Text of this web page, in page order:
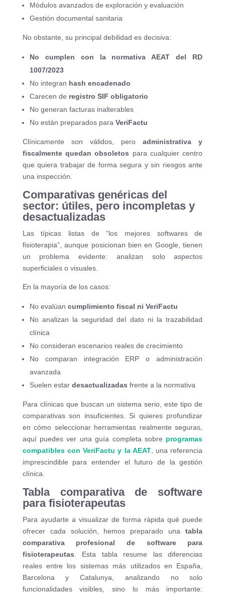
Módulos avanzados de exploración y evaluación
Gestión documental sanitaria
No obstante, su principal debilidad es decisiva:
No cumplen con la normativa AEAT del RD
1007/2023
No integran hash encadenado
Carecen de registro SIF obligatorio
No generan facturas inalterables
No están preparados para VeriFactu
Clínicamente son válidos, peroadministrativa y
fiscalmente quedan obsoletos para cualquier centro
que quiera trabajar de forma segura y sin riesgos ante
una inspección.
Comparativas genéricas del
sector: útiles, pero incompletas y
desactualizadas
Las típicas listas de “los mejores softwares de
fisioterapia”, aunque posicionan bien en Google, tienen
un problema evidente: analizan solo aspectos
superficiales o visuales.
En la mayoría de los casos:
No evalúan cumplimiento fiscal ni VeriFactu
No analizan la seguridad del dato ni la trazabilidad
clínica
No consideran escenarios reales de crecimiento
No comparan integración ERP o administración
avanzada
Suelen estar desactualizadas frente a la normativa
Para clínicas que buscan un sistema serio, este tipo de
comparativas son insuficientes. Si quieres profundizar
en cómo seleccionar herramientas realmente seguras,
aquí puedes ver una guía completa sobre programas
compatibles con VeriFactu y la AEAT, una referencia
imprescindible para entender el futuro de la gestión
clínica.
Tabla comparativa de software
para fisioterapeutas
Para ayudarte a visualizar de forma rápida qué puede
ofrecer cada solución, hemos preparado unatabla
comparativa profesional de software para
fisioterapeutas. Esta tabla resume las diferencias
reales entre los sistemas más utilizados en España,
Barcelona y Catalunya, analizando no solo
funcionalidades visibles, sino lo más importante: